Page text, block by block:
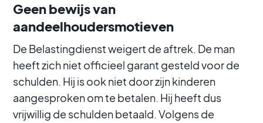
Geen bewijs van
aandeelhoudersmotieven
De Belastingdienst weigert de aftrek. De man
heeft zich niet officieel garant gesteld voor de
schulden. Hij is ook niet door zijn kinderen
aangesproken om te betalen. Hij heeft dus
vrijwillig de schulden betaald. Volgens de